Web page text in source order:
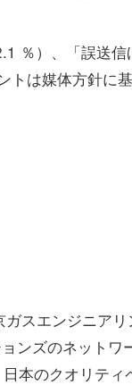
％）、「誤送信
トは媒体方針に
スエンジニアリ
ンズのネットワ
本のクオリティ